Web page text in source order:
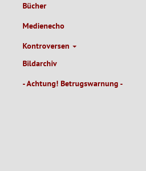
Bücher
Medienecho
Kontroversen
Bildarchiv
- Achtung! Betrugswarnung -